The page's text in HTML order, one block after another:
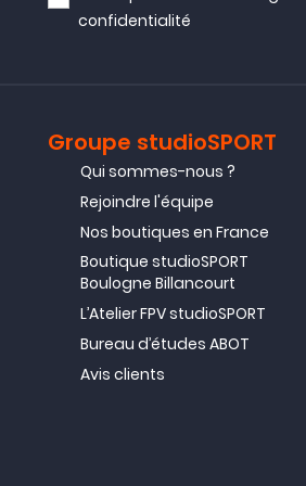
confidentialité
Groupe studioSPORT
Qui sommes-nous ?
Rejoindre l'équipe
Nos boutiques en France
Boutique studioSPORT
Boulogne Billancourt
L’Atelier FPV studioSPORT
Bureau d’études ABOT
Avis clients